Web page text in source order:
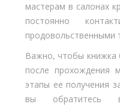
мастерам в салонах
постоянно
продовольственными
Важно, чтобы
после прохождения
этапы ее получения
вы обратитесь